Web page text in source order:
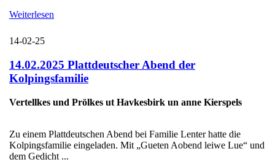
Weiterlesen
14-02-25
14.02.2025 Plattdeutscher Abend der
Kolpingsfamilie
Vertellkes und Prölkes ut Havkesbirk un anne Kierspels
Zu einem Plattdeutschen Abend bei Familie Lenter hatte die
Kolpingsfamilie eingeladen. Mit „Gueten Aobend leiwe Lue“ und
dem Gedicht ...